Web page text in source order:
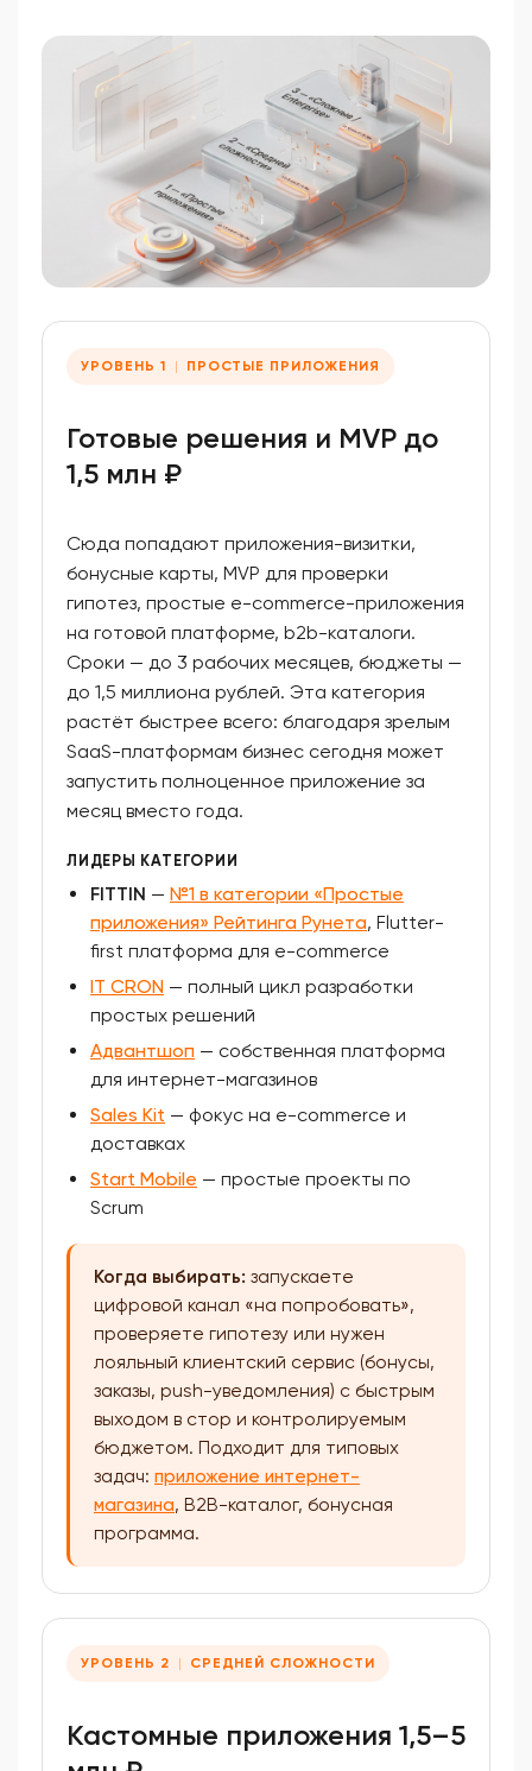
УРОВЕНЬ 1 ПРОСТЫЕ ПРИЛОЖЕНИЯ
Готовые решения и MVP до
1,5 млн ₽
Сюда попадают приложения-визитки,
бонусные карты, MVP для проверки
гипотез, простые e-commerce-приложения
на готовой платформе, b2b-каталоги.
Сроки — до 3 рабочих месяцев, бюджеты —
до 1,5 миллиона рублей. Эта категория
растёт быстрее всего: благодаря зрелым
SaaS-платформам бизнес сегодня может
запустить полноценное приложение за
месяц вместо года.
ЛИДЕРЫ КАТЕГОРИИ
FITTIN — №1 в категории «Простые
приложения» Рейтинга Рунета, Flutter-
first платформа для e-commerce
IT CRON — полный цикл разработки
простых решений
Адвантшоп — собственная платформа
для интернет-магазинов
Sales Kit — фокус на e-commerce и
доставках
Start Mobile — простые проекты по
Scrum
Когда выбирать: запускаете
цифровой канал «на попробовать»,
проверяете гипотезу или нужен
лояльный клиентский сервис (бонусы,
заказы, push-уведомления) с быстрым
выходом в стор и контролируемым
бюджетом. Подходит для типовых
задач: приложение интернет-
магазина, B2B-каталог, бонусная
программа.
УРОВЕНЬ 2 СРЕДНЕЙ СЛОЖНОСТИ
Кастомные приложения 1,5–5